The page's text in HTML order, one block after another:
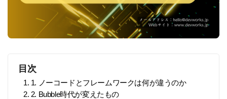
目次
1. 1. ノーコードとフレームワークは何が違うのか
2. 2. Bubble時代が変えたもの